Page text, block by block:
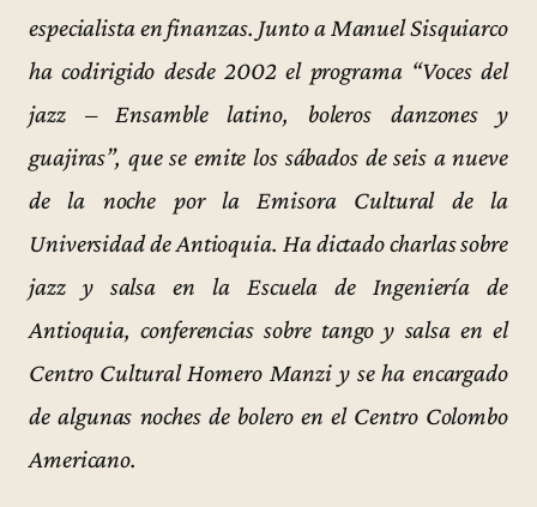
especialista en finanzas. Junto a Manuel Sisquiarco
ha codirigido desde 2002 el programa “Voces del
jazz – Ensamble latino, boleros danzones y
guajiras”, que se emite los sábados de seis a nueve
de la noche por la Emisora Cultural de la
Universidad de Antioquia. Ha dictado charlas sobre
jazz y salsa en la Escuela de Ingeniería de
Antioquia, conferencias sobre tango y salsa en el
Centro Cultural Homero Manzi y se ha encargado
de algunas noches de bolero en el Centro Colombo
Americano.